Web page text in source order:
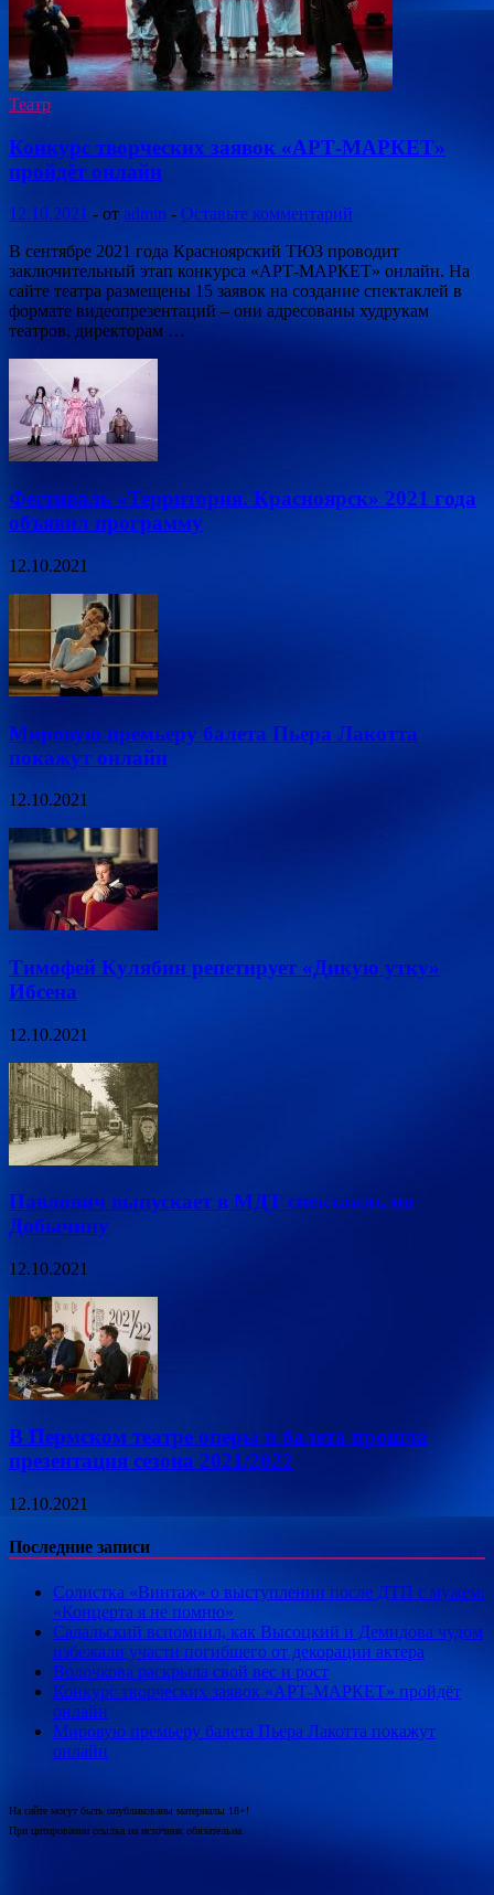
Театр
Конкурс творческих заявок «АРТ-МАРКЕТ»
пройдёт онлайн
12.10.2021 - от admin - Оставьте комментарий
В сентябре 2021 года Красноярский ТЮЗ проводит
заключительный этап конкурса «АРТ-МАРКЕТ» онлайн. На
сайте театра размещены 15 заявок на создание спектаклей в
формате видеопрезентаций – они адресованы худрукам
театров, директорам …
Фестиваль «Территория. Красноярск» 2021 года
объявил программу
12.10.2021
Мировую премьеру балета Пьера Лакотта
покажут онлайн
12.10.2021
Тимофей Кулябин репетирует «Дикую утку»
Ибсена
12.10.2021
Павлович выпускает в МДТ спектакль по
Добычину
12.10.2021
В Пермском театре оперы и балета прошла
презентация сезона 2021/2022
12.10.2021
Последние записи
Солистка «Винтаж» о выступлении после ДТП с мужем:
«Концерта я не помню»
Садальский вспомнил, как Высоцкий и Демидова чудом
избежали участи погибшего от декорации актера
Волочкова раскрыла свой вес и рост
Конкурс творческих заявок «АРТ-МАРКЕТ» пройдёт
онлайн
Мировую премьеру балета Пьера Лакотта покажут
онлайн
На сайте могут быть опубликованы материалы 18+!
При цитировании ссылка на источник обязательна.